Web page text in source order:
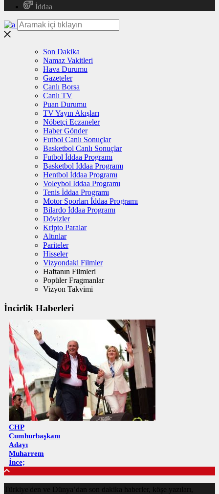
İddaa
Son Dakika
Namaz Vakitleri
Hava Durumu
Gazeteler
Canlı Borsa
Canlı TV
Puan Durumu
TV Yayın Akışları
Nöbetçi Eczaneler
Haber Gönder
Futbol Canlı Sonuçlar
Basketbol Canlı Sonuçlar
Futbol İddaa Programı
Basketbol İddaa Programı
Hentbol İddaa Programı
Voleybol İddaa Programı
Tenis İddaa Programı
Motor Sporları İddaa Programı
Bilardo İddaa Programı
Dövizler
Kripto Paralar
Altınlar
Pariteler
Hisseler
Vizyondaki Filmler
Haftanın Filmleri
Popüler Fragmanlar
Vizyon Takvimi
İncirlik Haberleri
CHP
Cumhurbaşkanı
Adayı
Muharrem
İnce;
Türkiye'den ve Dünya’dan son dakika haberler, köşe yazıları,